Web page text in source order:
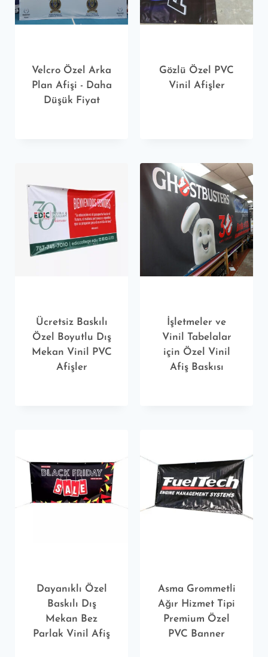
Velcro Özel Arka
Plan Afişi - Daha
Düşük Fiyat
Gözlü Özel PVC
Vinil Afişler
Ücretsiz Baskılı
Özel Boyutlu Dış
Mekan Vinil PVC
Afişler
İşletmeler ve
Vinil Tabelalar
için Özel Vinil
Afiş Baskısı
Dayanıklı Özel
Baskılı Dış
Mekan Bez
Parlak Vinil Afiş
Asma Grommetli
Ağır Hizmet Tipi
Premium Özel
PVC Banner